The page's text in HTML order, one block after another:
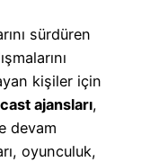
sürdüren
kişiler için
ajansları,
devam
oyunculuk,